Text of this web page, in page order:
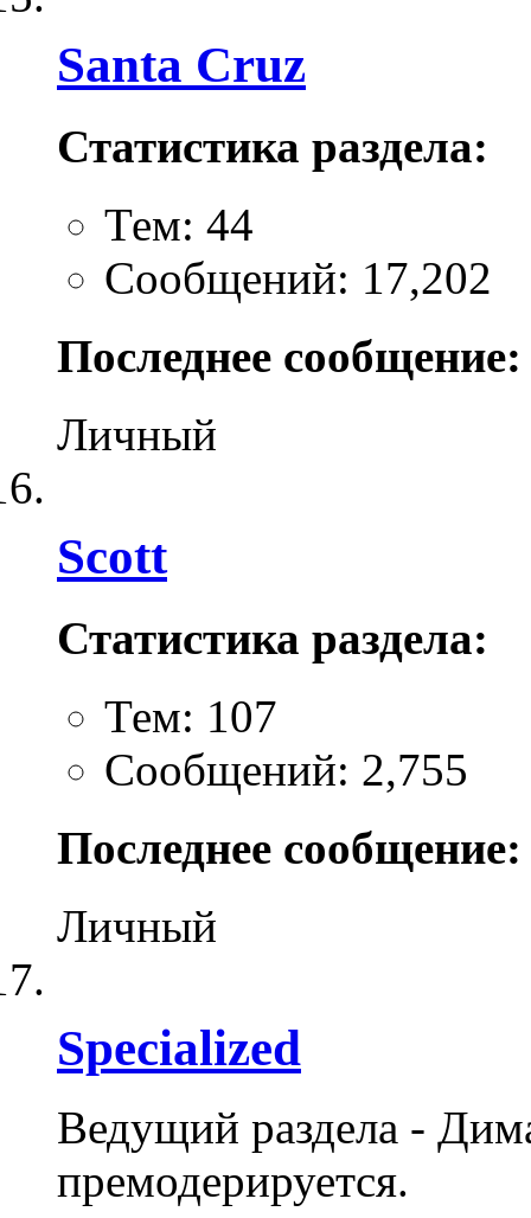
Santa Cruz
Статистика раздела:
Тем: 44
Сообщений: 17,202
Последнее сообщение:
Личный
Scott
Статистика раздела:
Тем: 107
Сообщений: 2,755
Последнее сообщение:
Личный
Specialized
Ведущий раздела -
премодерируется.